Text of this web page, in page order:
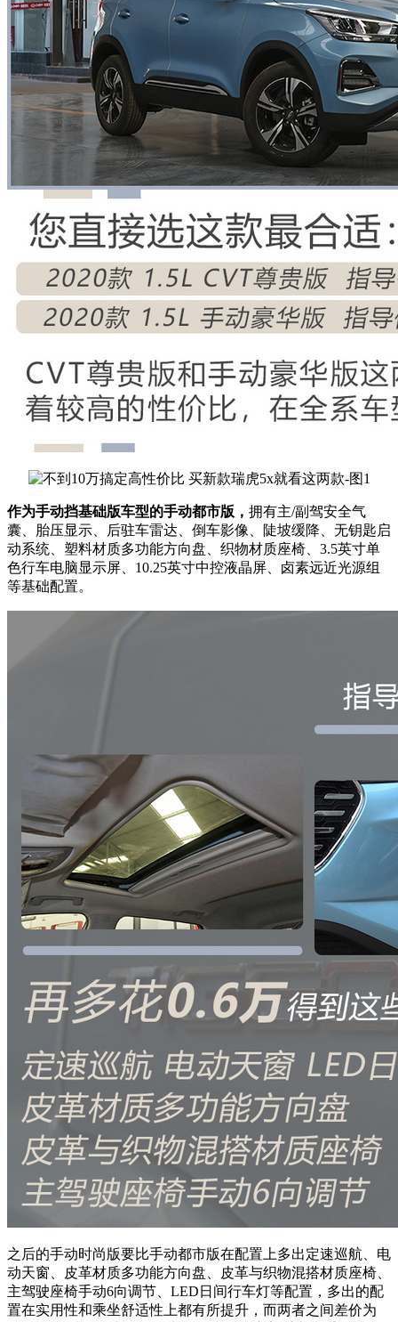
作为手动挡基础版车型的手动都市版， 拥有主/副驾安全气
囊、胎压显示、后驻车雷达、倒车影像、陡坡缓降、无钥匙启
动系统、塑料材质多功能方向盘、织物材质座椅、3.5英寸单
色行车电脑显示屏、10.25英寸中控液晶屏、卤素远近光源组
等基础配置。
之后的手动时尚版要比手动都市版在配置上多出定速巡航、电
动天窗、皮革材质多功能方向盘、皮革与织物混搭材质座椅、
主驾驶座椅手动6向调节、LED日间行车灯等配置，多出的配
置在实用性和乘坐舒适性上都有所提升，而两者之间差价为